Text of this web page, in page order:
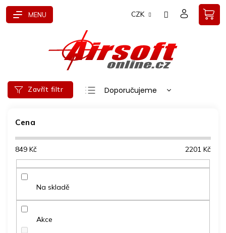
Přejít
CZK
Ř
a
í
r
u
Doporučujeme
Nejprodávanější
Zavřít filtr
Cena
849 Kč 2201 Kč
Na skladě
Akce